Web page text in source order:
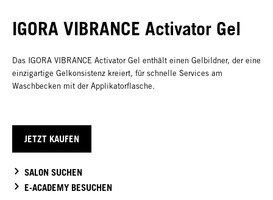
IGORA VIBRANCE Activator Gel
Das IGORA VIBRANCE Activator Gel enthält einen Gelbildner, der eine
einzigartige Gelkonsistenz kreiert, für schnelle Services am
Waschbecken mit der Applikatorflasche.
JETZT KAUFEN
SALON SUCHEN
E-ACADEMY BESUCHEN